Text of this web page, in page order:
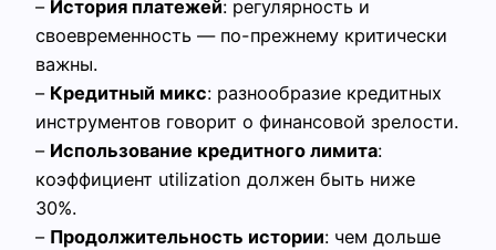
– История платежей: регулярность и
своевременность — по-прежнему критически
важны.
– Кредитный микс: разнообразие кредитных
инструментов говорит о финансовой зрелости.
– Использование кредитного лимита:
коэффициент utilization должен быть ниже
30%.
– Продолжительность истории: чем дольше